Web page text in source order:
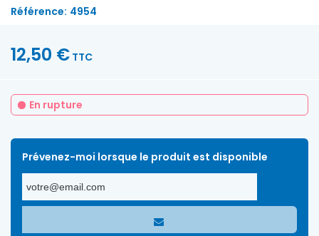
Référence: 4954
12,50 € TTC
En rupture
Prévenez-moi lorsque le produit est disponible